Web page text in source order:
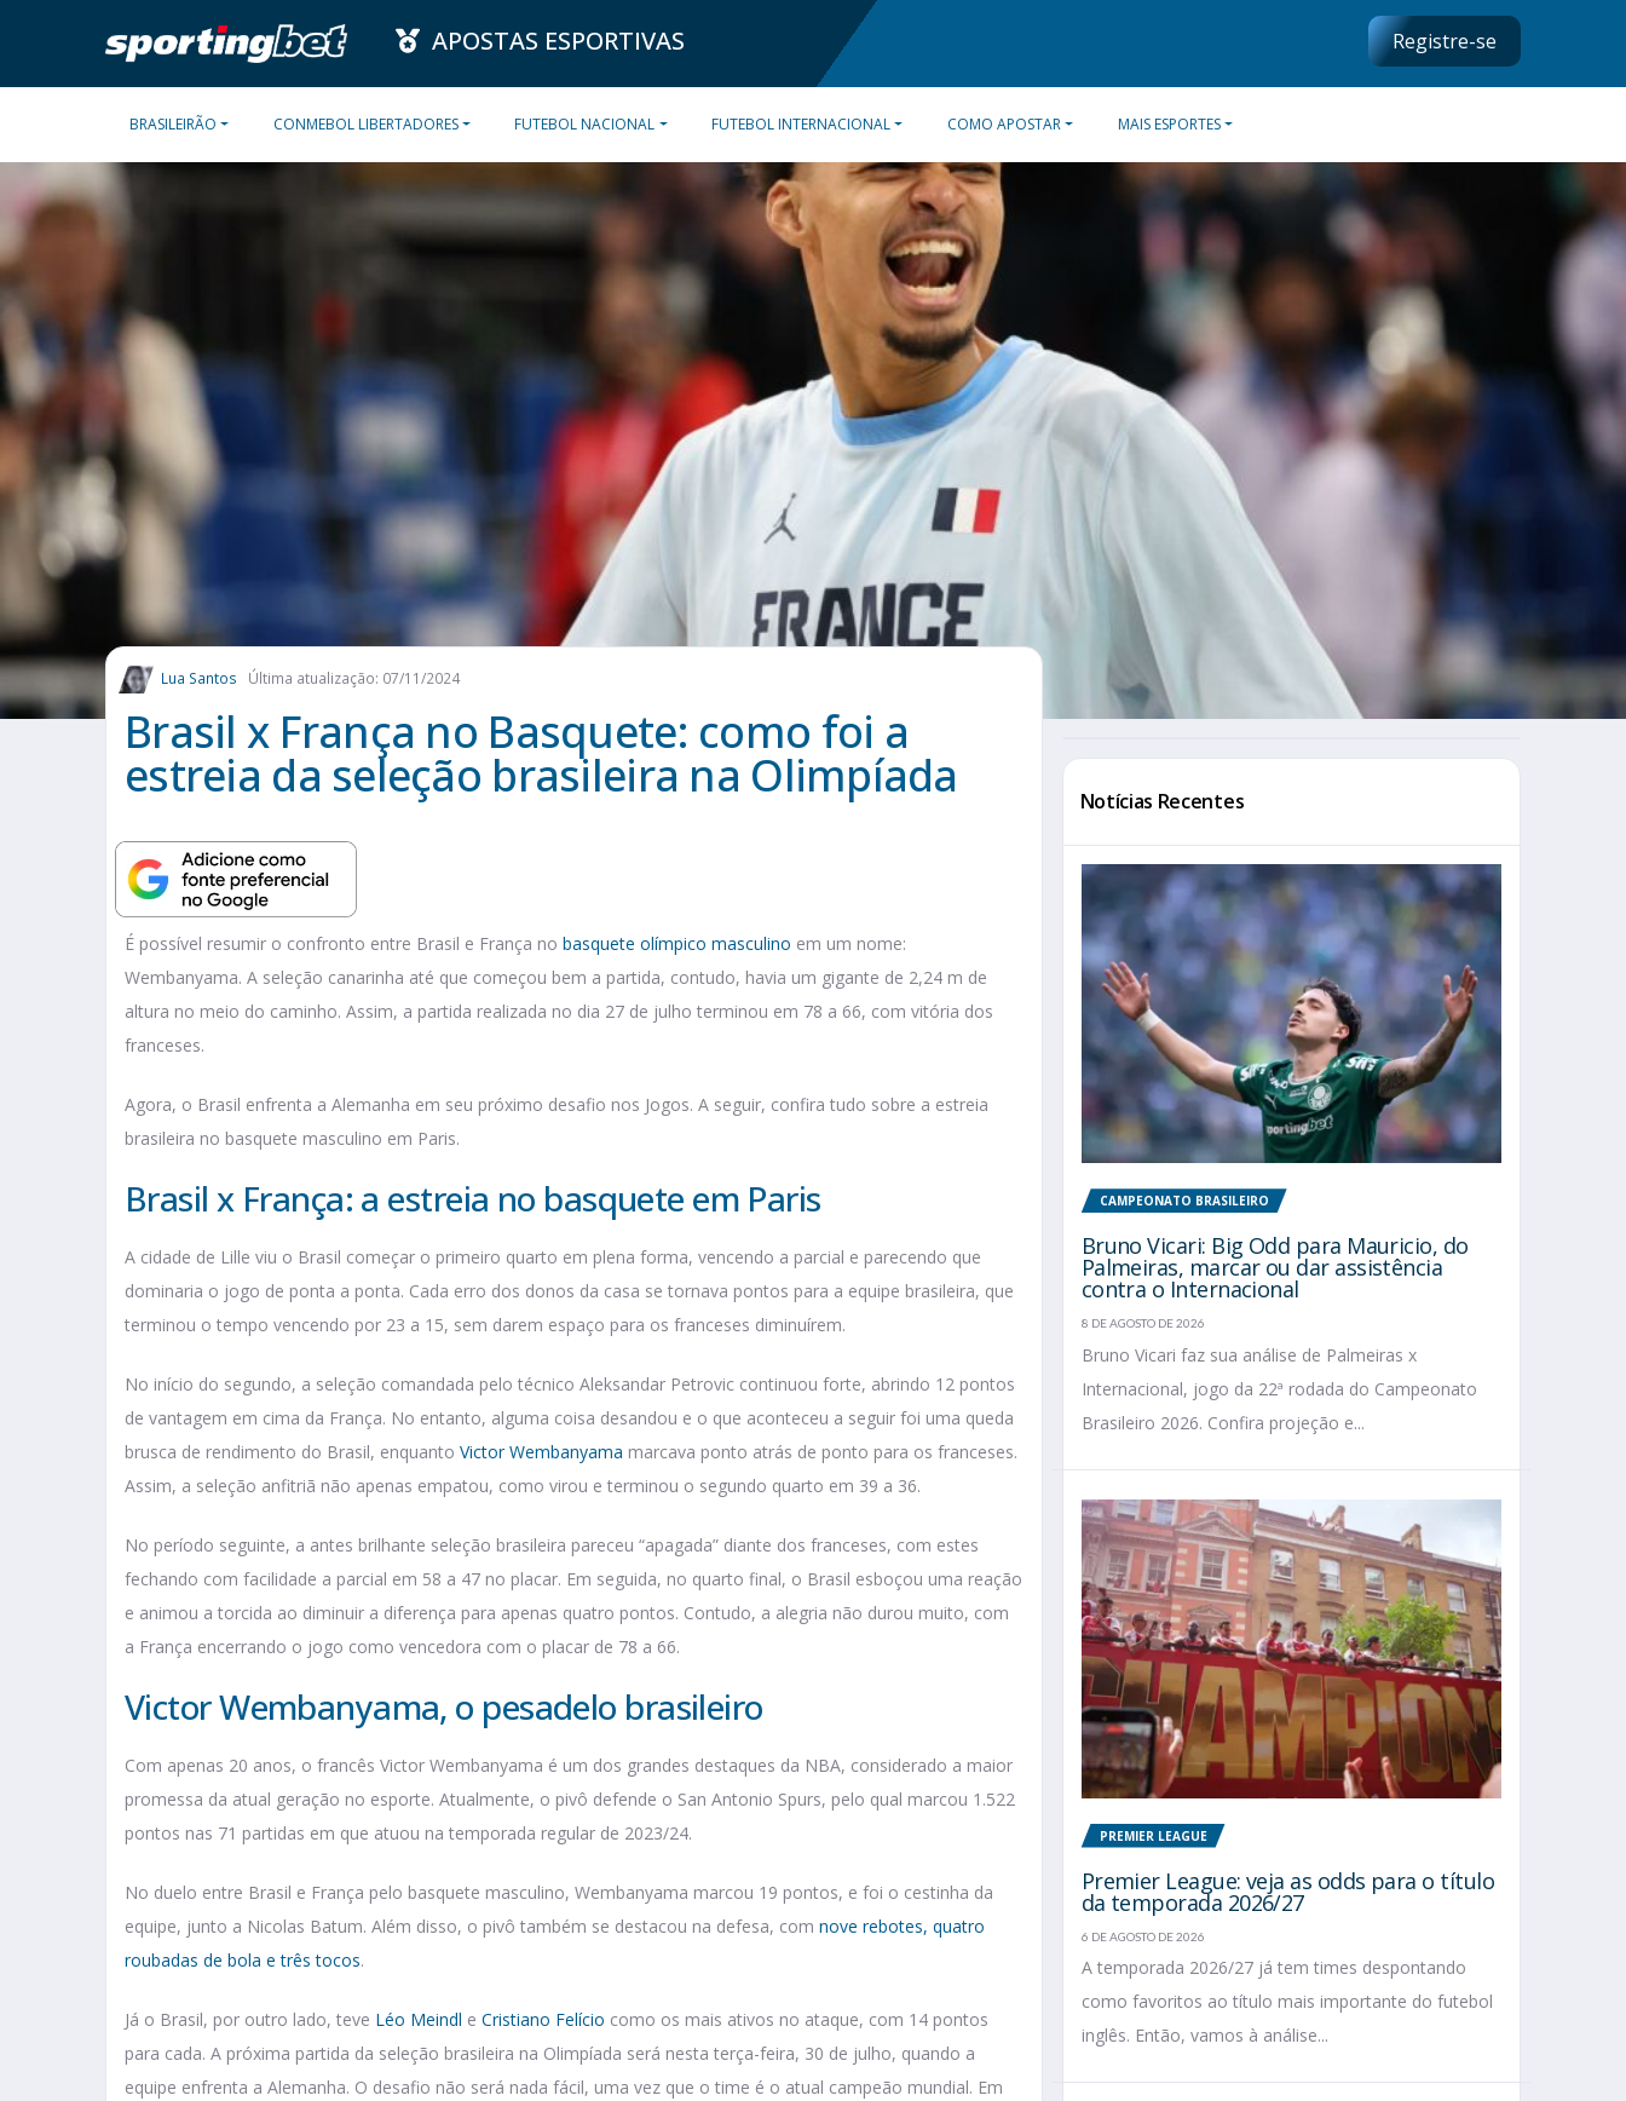
APOSTAS ESPORTIVAS Registre-se
BRASILEIRÃO CONMEBOL LIBERTADORES FUTEBOL NACIONAL FUTEBOL INTERNACIONAL COMO APOSTAR MAIS ESPORTES
Lua Santos Última atualização: 07/11/2024
Brasil x França no Basquete: como foi a
estreia da seleção brasileira na Olimpíada
É possível resumir o confronto entre Brasil e França no basquete olímpico masculino em um nome:
Wembanyama. A seleção canarinha até que começou bem a partida, contudo, havia um gigante de 2,24 m de
altura no meio do caminho. Assim, a partida realizada no dia 27 de julho terminou em 78 a 66, com vitória dos
franceses.
Agora, o Brasil enfrenta a Alemanha em seu próximo desafio nos Jogos. A seguir, confira tudo sobre a estreia
brasileira no basquete masculino em Paris.
Brasil x França: a estreia no basquete em Paris
A cidade de Lille viu o Brasil começar o primeiro quarto em plena forma, vencendo a parcial e parecendo que
dominaria o jogo de ponta a ponta. Cada erro dos donos da casa se tornava pontos para a equipe brasileira, que
terminou o tempo vencendo por 23 a 15, sem darem espaço para os franceses diminuírem.
No início do segundo, a seleção comandada pelo técnico Aleksandar Petrovic continuou forte, abrindo 12 pontos
de vantagem em cima da França. No entanto, alguma coisa desandou e o que aconteceu a seguir foi uma queda
brusca de rendimento do Brasil, enquanto Victor Wembanyama marcava ponto atrás de ponto para os franceses.
Assim, a seleção anfitriã não apenas empatou, como virou e terminou o segundo quarto em 39 a 36.
No período seguinte, a antes brilhante seleção brasileira pareceu “apagada” diante dos franceses, com estes
fechando com facilidade a parcial em 58 a 47 no placar. Em seguida, no quarto final, o Brasil esboçou uma reação
e animou a torcida ao diminuir a diferença para apenas quatro pontos. Contudo, a alegria não durou muito, com
a França encerrando o jogo como vencedora com o placar de 78 a 66.
Victor Wembanyama, o pesadelo brasileiro
Com apenas 20 anos, o francês Victor Wembanyama é um dos grandes destaques da NBA, considerado a maior
promessa da atual geração no esporte. Atualmente, o pivô defende o San Antonio Spurs, pelo qual marcou 1.522
pontos nas 71 partidas em que atuou na temporada regular de 2023/24.
No duelo entre Brasil e França pelo basquete masculino, Wembanyama marcou 19 pontos, e foi o cestinha da
equipe, junto a Nicolas Batum. Além disso, o pivô também se destacou na defesa, com nove rebotes, quatro
roubadas de bola e três tocos.
Já o Brasil, por outro lado, teve Léo Meindl e Cristiano Felício como os mais ativos no ataque, com 14 pontos
para cada. A próxima partida da seleção brasileira na Olimpíada será nesta terça-feira, 30 de julho, quando a
equipe enfrenta a Alemanha. O desafio não será nada fácil, uma vez que o time é o atual campeão mundial. Em
Notícias Recentes
CAMPEONATO BRASILEIRO
Bruno Vicari: Big Odd para Mauricio, do
Palmeiras, marcar ou dar assistência
contra o Internacional
8 DE AGOSTO DE 2026
Bruno Vicari faz sua análise de Palmeiras x
Internacional, jogo da 22ª rodada do Campeonato
Brasileiro 2026. Confira projeção e...
PREMIER LEAGUE
Premier League: veja as odds para o título
da temporada 2026/27
6 DE AGOSTO DE 2026
A temporada 2026/27 já tem times despontando
como favoritos ao título mais importante do futebol
inglês. Então, vamos à análise...